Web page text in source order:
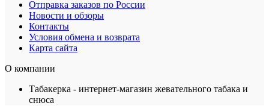
Отправка заказов по России
Новости и обзоры
Контакты
Условия обмена и возврата
Карта сайта
О компании
Табакерка - интернет-магазин жевательного табака и
снюса